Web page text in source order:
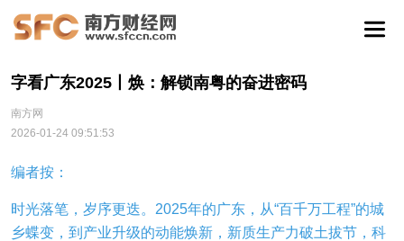
字看广东2025丨焕：解锁南粤的奋进密码
南方网
2026-01-24 09:51:53
编者按：
时光落笔，岁序更迭。2025年的广东，从“百千万工程”的城
乡蝶变，到产业升级的动能焕新，新质生产力破土拔节，科